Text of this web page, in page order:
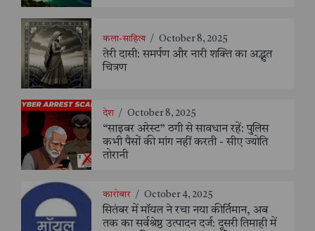
कला-साहित्य / October 8, 2025
तेरी दासी: समर्पण और नारी शक्ति का अद्भुत
चित्रण
देश / October 8, 2025
“साइबर अरेस्ट” ठगी से सावधान रहें: पुलिस
कभी पैसों की मांग नहीं करती - सीए ज्योति
तोरानी
कारोबार / October 4, 2025
सितंबर में मॉयल ने रचा नया कीर्तिमान, अब
तक का सर्वश्रेष्ठ उत्पादन दर्ज: दूसरी तिमाही में